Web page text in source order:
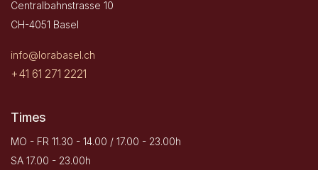
Centralbahnstrasse 10
CH-4051 Basel
info@lorabasel.ch
+41 61 271 2221
Times
MO - FR 11.30 - 14.00 / 17.00 - 23.00h
SA 17.00 - 23.00h